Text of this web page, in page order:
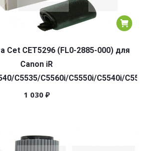
Cet CET5296 (FL0-2885-000) для
Canon iR
C5535/C5560i/C5550i/C5540i/
1 030 ₽